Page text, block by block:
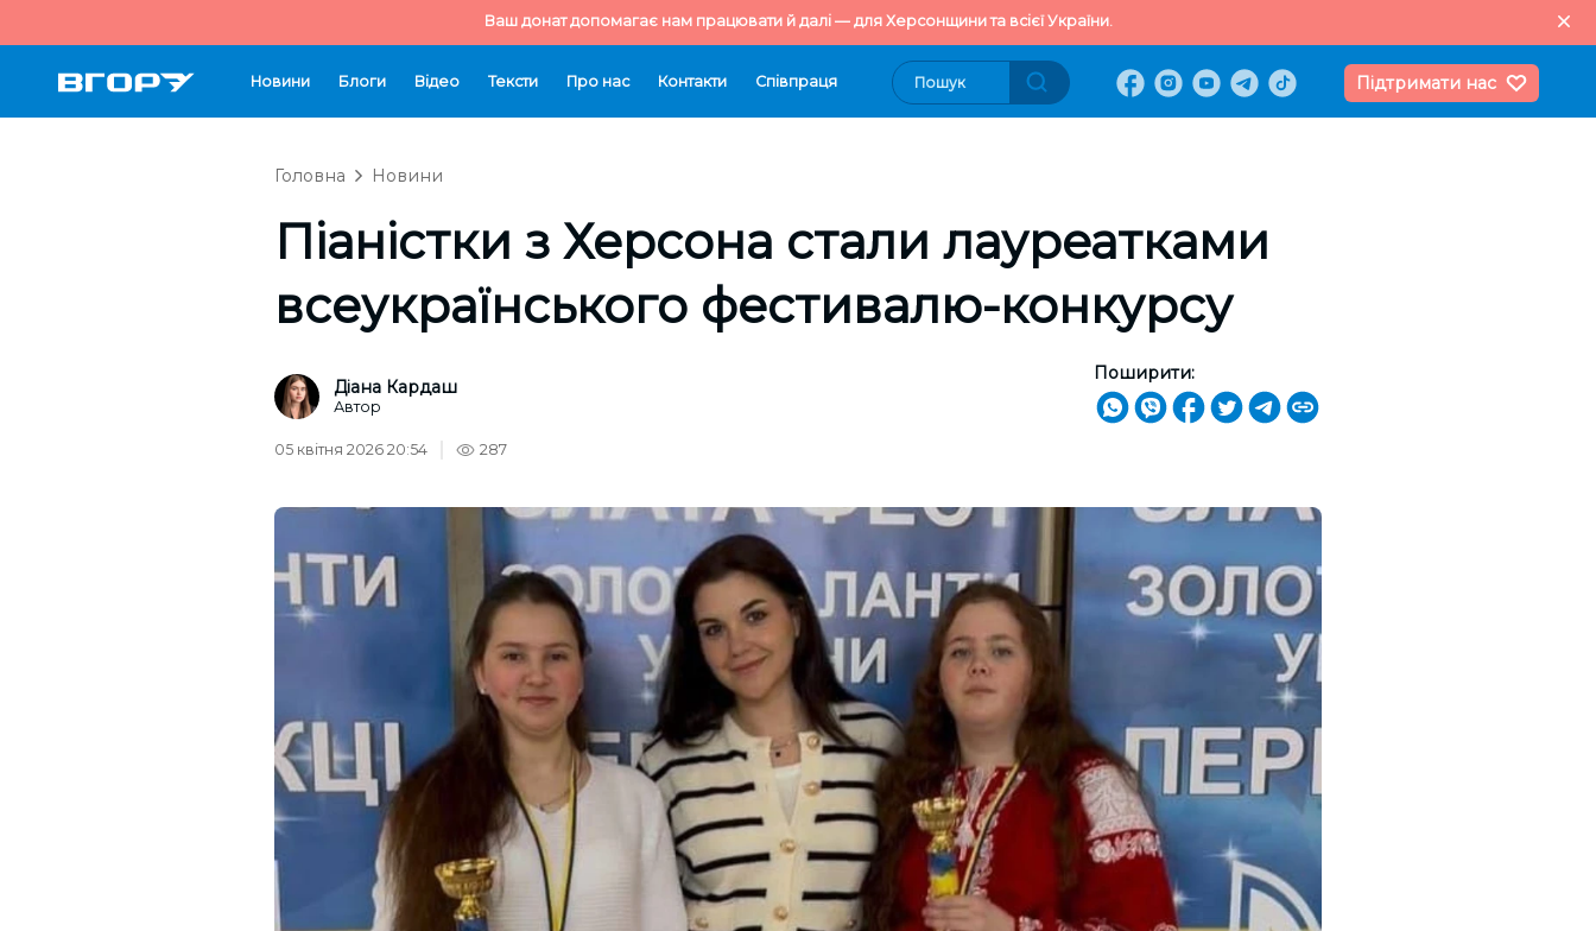
Ваш донат допомагає нам працювати й далі — для Херсонщини та всієї України.
Новини Блоги Відео Тексти Про нас Контакти Cпівпраця Підтримати нас
Головна Новини
Піаністки з Херсона стали лауреатками
всеукраїнського фестивалю-конкурсу
Діана Кардаш
Автор
Поширити:
05 квітня 2026 20:54 287